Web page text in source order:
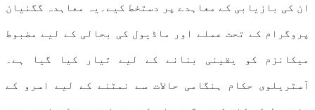
ان کی بازیابی کے معاہدے پر دستخط کیے۔یہ معاہدہ گگنیان
پروگرام کے تحت عملے اور ماڈیول کی بحالی کے لیے مضبوط
میکانزم کو یقینی بنانے کے لیے تیار کیا گیا ہے۔
آسٹریلوی حکام ہنگامی حالات سے نمٹنے کے لیے اسرو کے